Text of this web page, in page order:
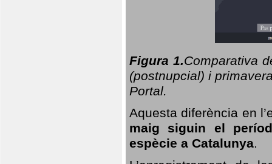
Figura 1.Comparativa
(postnupcial) i
Portal.
Aquesta diferència en
maig siguin el
espècie a Catalunya.